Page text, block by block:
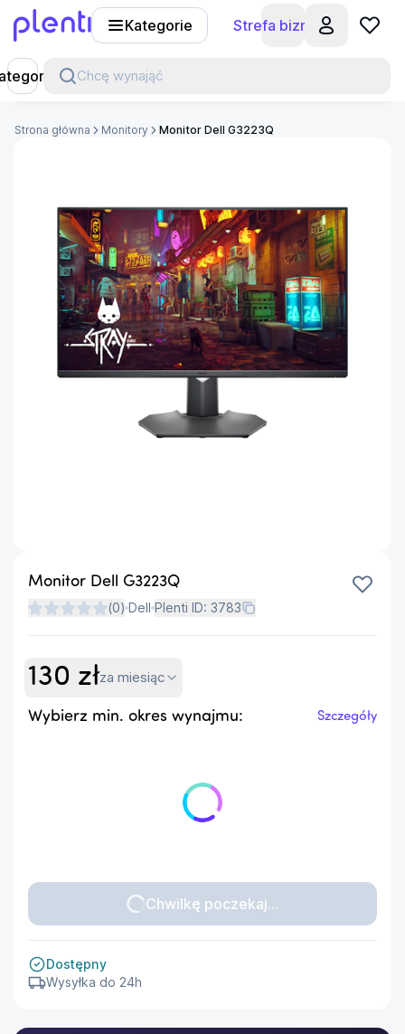
Kategorie Strefa biznesu
Chcę wynająć
Strona główna Monitory Monitor Dell G3223Q
Monitor Dell G3223Q
(0) Dell Plenti ID: 3783
130 złza miesiąc
Wybierz min. okres wynajmu: Szczegóły
Chwilkę poczekaj...
Dostępny
Wysyłka do 24h